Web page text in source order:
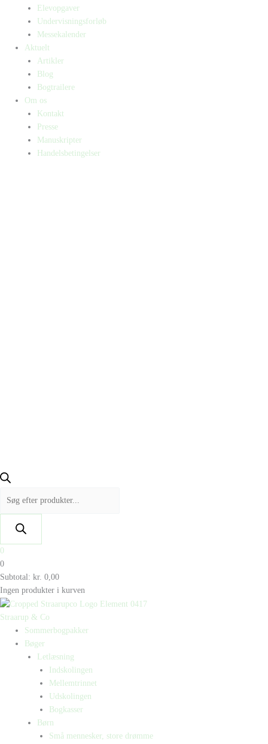
Elevopgaver
Undervisningsforløb
Messekalender
Aktuelt
Artikler
Blog
Bogtrailere
Om os
Kontakt
Presse
Manuskripter
Handelsbetingelser
0
0
Subtotal: kr. 0,00
Ingen produkter i kurven
Straarup & Co
Sommerbogpakker
Bøger
Letlæsning
Indskolingen
Mellemtrinnet
Udskolingen
Bogkasser
Børn
Små mennesker, store drømme